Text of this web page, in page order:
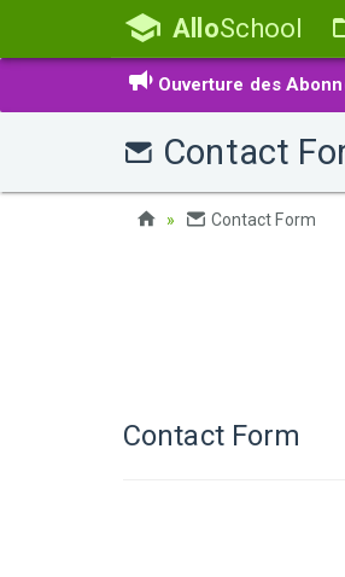
AlloSchool
Ouverture des
Contact
Contact Form
Contact Form